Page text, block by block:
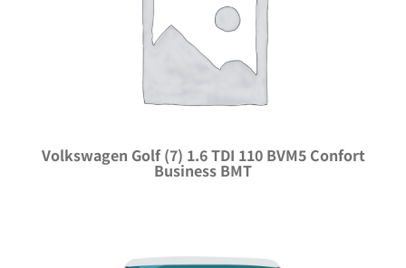
Volkswagen Golf (7) 1.6 TDI 110 BVM5 Confort
Business BMT